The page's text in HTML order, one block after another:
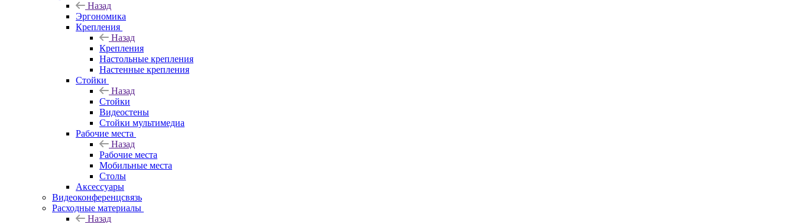
Назад
Эргономика
Крепления
Назад
Крепления
Настольные крепления
Настенные крепления
Стойки
Назад
Стойки
Видеостены
Стойки мультимедиа
Рабочие места
Назад
Рабочие места
Мобильные места
Столы
Аксессуары
Видеоконференцсвязь
Расходные материалы
Назад